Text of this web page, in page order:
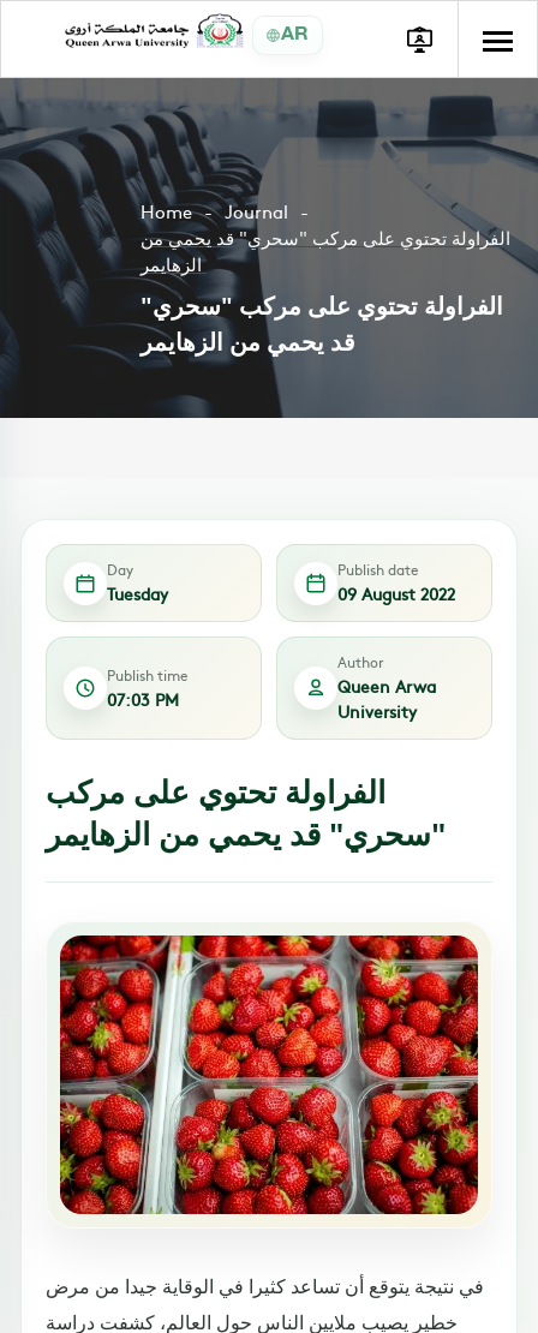
AR
Home
Journal
الفراولة تحتوي على مركب "سحري" قد يحمي من
الزهايمر
الفراولة تحتوي على مركب "سحري"
Day
Tuesday
Publish date
09 August 2022
Publish time
07:03 PM
Author
Queen Arwa
University
الفراولة تحتوي على مركب
في نتيجة يتوقع أن تساعد كثيرا في الوقاية جيدا من مرض
خطير يصيب ملايين الناس حول العالم، كشفت دراسة